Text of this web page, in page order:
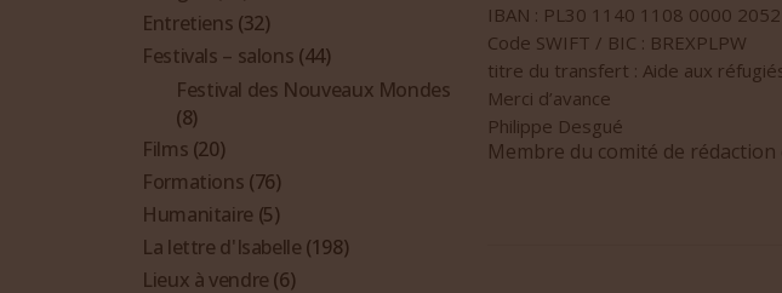
IBAN : PL30 1140 1108 0000
Code SWIFT / BIC : BREXPLPW
titre du transfert : Aide aux
Merci d’avance
Philippe Desgué
Membre du comité de
Entretiens (32)
Festivals – salons (44)
Festival des Nouveaux Mondes
(8)
Films (20)
Formations (76)
Humanitaire (5)
La lettre d'Isabelle (198)
Lieux à vendre (6)